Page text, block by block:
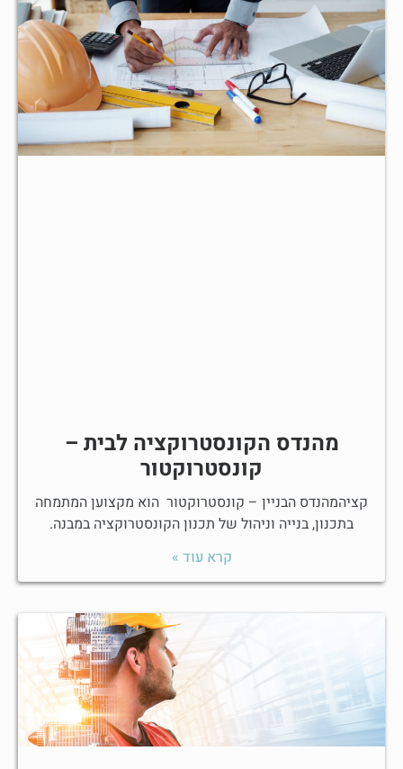
מהנדס הקונסטרוקציה לבית –
קונסטרוקטור
קציהמהנדס הבניין – קונסטרוקטור הוא מקצוען המתמחה
בתכנון, בנייה וניהול של תכנון הקונסטרוקציה במבנה.
קרא עוד »